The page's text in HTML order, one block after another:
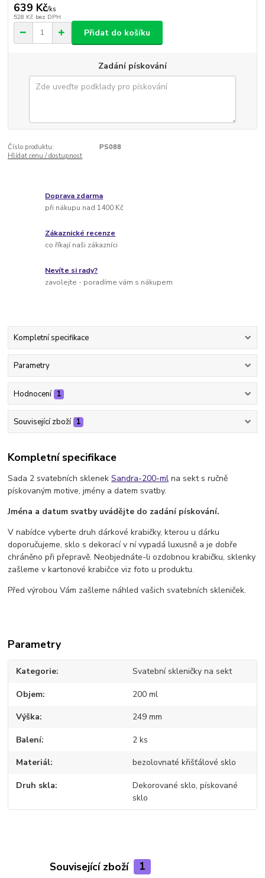
639 Kč/ks
528 Kč bez DPH
Přidat do košíku
Zadání pískování
Číslo produktu:
PS088
Hlídat cenu / dostupnost
Doprava zdarma
při nákupu nad 1400 Kč
Zákaznické recenze
co říkají naši zákazníci
Nevíte si rady?
zavolejte - poradíme vám s nákupem
Kompletní specifikace
Parametry
Hodnocení 1
Související zboží 1
Kompletní specifikace
Sada 2 svatebních sklenekSandra-200-ml na sekt s ručně
pískovaným motive, jmény a datem svatby.
Jména a datum svatby uvádějte do zadání pískování.
V nabídce vyberte druh dárkové krabičky, kterou u dárku
doporučujeme, sklo s dekorací v ní vypadá luxusně a je dobře
chráněno při přepravě. Neobjednáte-li ozdobnou krabičku, sklenky
zašleme v kartonové krabičce viz foto u produktu.
Před výrobou Vám zašleme náhled vašich svatebních skleniček.
Parametry
Kategorie Svatební skleničky na sekt
Objem 200 ml
Výška 249 mm
Balení 2 ks
Materiál bezolovnaté křišťálové sklo
Druh skla
Dekorované sklo, pískované
sklo
Související zboží 1